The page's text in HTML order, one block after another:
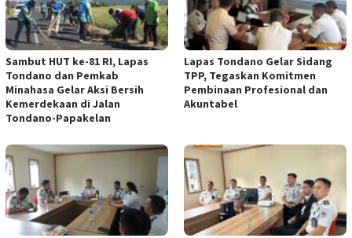
Sambut HUT ke-81 RI, Lapas
Tondano dan Pemkab
Minahasa Gelar Aksi Bersih
Kemerdekaan di Jalan
Tondano-Papakelan
Lapas Tondano Gelar Sidang
TPP, Tegaskan Komitmen
Pembinaan Profesional dan
Akuntabel